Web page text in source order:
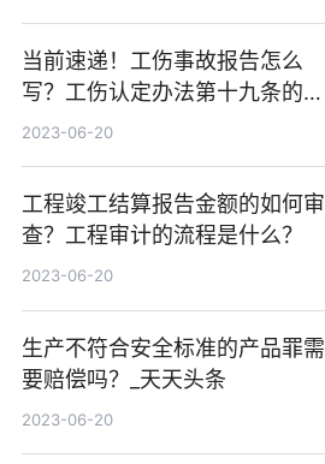
当前速递！工伤事故报告怎么
写？工伤认定办法第十九条的内
容是什么？
2023-06-20
工程竣工结算报告金额的如何审
查？工程审计的流程是什么？
2023-06-20
生产不符合安全标准的产品罪需
要赔偿吗？_天天头条
2023-06-20